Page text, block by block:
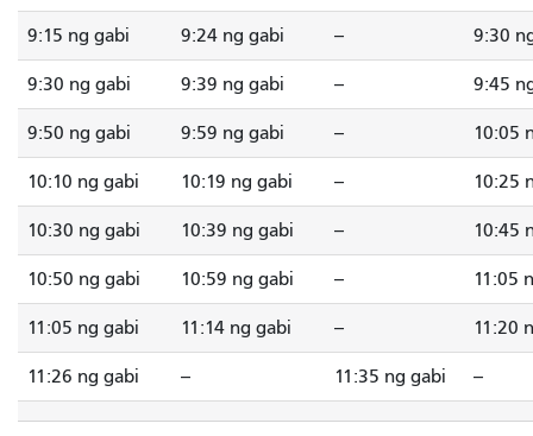
9:15 ng gabi 9:24 ng gabi -- 9:30
9:30 ng gabi 9:39 ng gabi -- 9:45
9:50 ng gabi 9:59 ng gabi -- 10:05
10:10 ng gabi 10:19 ng gabi -- 10:25
10:30 ng gabi 10:39 ng gabi -- 10:45
10:50 ng gabi 10:59 ng gabi -- 11:05
11:05 ng gabi 11:14 ng gabi -- 11:20
11:26 ng gabi -- 11:35 ng gabi --